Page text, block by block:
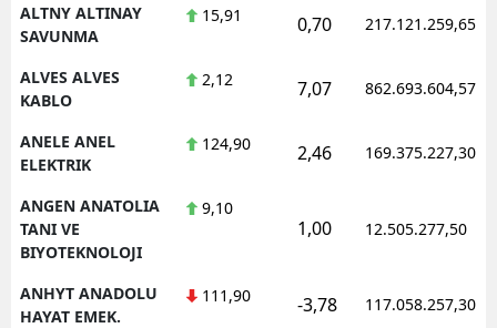
ALTNY ALTINAY
SAVUNMA
15,91 0,70 217.121.259,65
ALVES ALVES
KABLO
2,12 7,07 862.693.604,57
ANELE ANEL
ELEKTRIK
124,90 2,46 169.375.227,30
ANGEN ANATOLIA
TANI VE
BIYOTEKNOLOJI
9,10
1,00 12.505.277,50
ANHYT ANADOLU
HAYAT EMEK.
111,90 -3,78 117.058.257,30